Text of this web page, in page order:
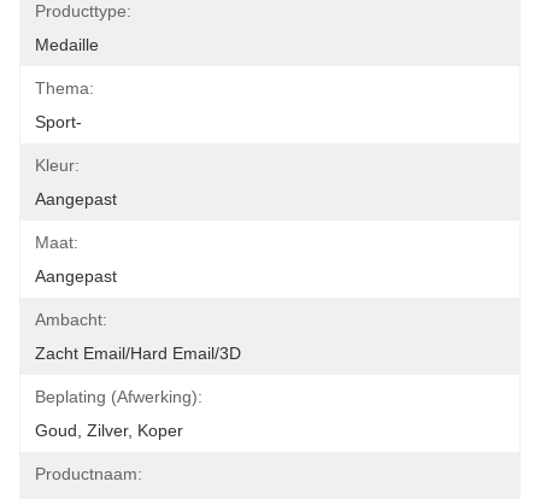
Producttype:
Medaille
Thema:
Sport-
Kleur:
Aangepast
Maat:
Aangepast
Ambacht:
Zacht Email/hard Email/3D
Beplating (afwerking):
Goud, Zilver, Koper
Productnaam: